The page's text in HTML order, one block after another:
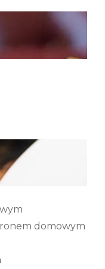
domowym